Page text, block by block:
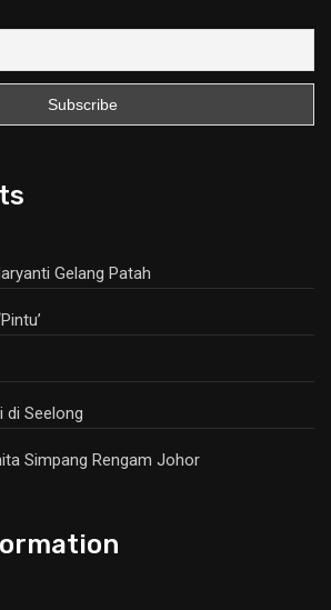
Gelang Patah
di Seelong
Simpang Rengam Johor